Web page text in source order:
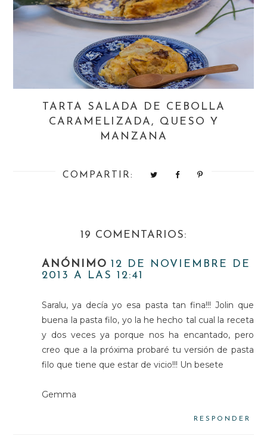
TARTA SALADA DE CEBOLLA
CARAMELIZADA, QUESO Y
MANZANA
COMPARTIR:
19 COMENTARIOS:
ANÓNIMO 12 DE NOVIEMBRE DE
2013 A LAS 12:41
Saralu, ya decía yo esa pasta tan fina!!! Jolin que
buena la pasta filo, yo la he hecho tal cual la receta
y dos veces ya porque nos ha encantado, pero
creo que a la próxima probaré tu versión de pasta
filo que tiene que estar de vicio!!! Un besete
Gemma
RESPONDER